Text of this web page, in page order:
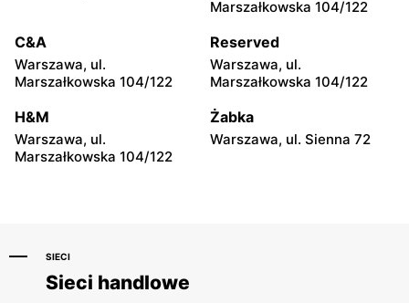
Warszawa, ul. Solec 81
Carrefour Express
Warszawa, ul. Wąski Dunaj
10
Carrefour Express
Warszawa, ul. Grójecka 34
Carrefour Express
Warszawa, ul. Mordechaja
Anielewicza 2
Carrefour Express
Warszawa al. Jana Pawła II
Marszałkowska 104/122
C&A
Warszawa, ul.
Marszałkowska 104/122
Reserved
Warszawa, ul.
Marszałkowska 104/122
H&M
Warszawa, ul.
Marszałkowska 104/122
Żabka
Warszawa, ul. Sienna 72
SIECI
Sieci handlowe